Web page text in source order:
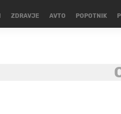
ZDRAVJE AVTO POPOTNIK